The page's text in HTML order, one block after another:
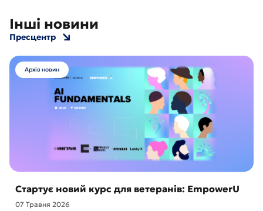
Інші новини
Пресцентр
Архів новин
Стартує новий курс для ветеранів: EmpowerU
07 Травня 2026